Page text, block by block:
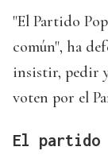
"El Partido
común", ha
insistir, pedir
voten por el
El partido